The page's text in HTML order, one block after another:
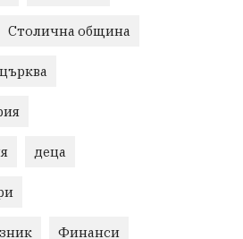
Столична община
деца
Финанси